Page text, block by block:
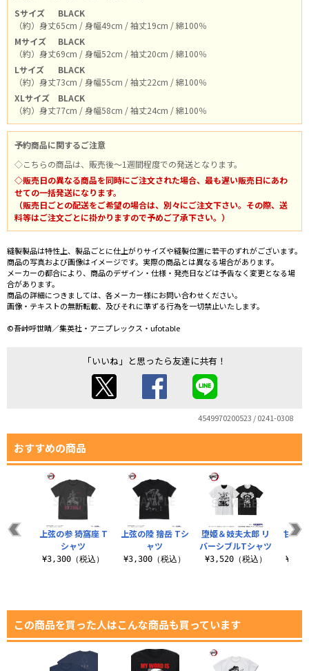
Sサイズ
BLACK
（約）身丈65cm / 身幅49cm / 袖丈19cm / 綿100％
Mサイズ
BLACK
（約）身丈69cm / 身幅52cm / 袖丈20cm / 綿100％
Lサイズ
BLACK
（約）身丈73cm / 身幅55cm / 袖丈22cm / 綿100％
XLサイズ
BLACK
（約）身丈77cm / 身幅58cm / 袖丈24cm / 綿100％
予約商品に関するご注意
◇こちらの商品は、販売後～1週間程度での発送となります。
◇販売日の異なる商品を同時にご注文された場合、最も遅い販売日にあわ
せての一括発送になります。
（販売日ごとの配送をご希望の場合は、別々にご注文下さい。その際、送
料等はご注文ごとに掛かりますので予めご了承下さい。）
縫製製品は特性上、製品ごとに仕上がりサイズや縫製位置に若干のずれがございます。
商品の写真および画像はイメージです。実際の商品とは異なる場合があります。
メーカーの都合により、商品のデザイン・仕様・発売日などは予告なく変更となる場
合があります。
商品の詳細につきましては、各メーカー様にお問い合わせください。
画像・テキストの無断転載、及びそれに準ずる行為を一切禁止いたします。
©吾峠呼世晴／集英社・アニプレックス・ufotable
「いいね」と思ったら友達に共有！
4549970200523 / 0241-0308
おすすめの商品
上弦の陸 獪岳 Tシ
ャツ
¥3,300（税込）
堕姫＆妓夫太郎 リ
バーシブルTシャツ
¥3,520（税込）
甘露
れ
上弦の参 猗窩座 T
シャツ
¥3,300（税込）
この商品を買った人はこんな商品も買っています